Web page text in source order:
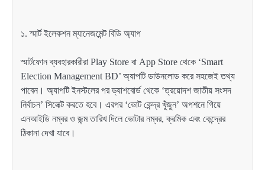
১. স্মার্ট ইলেকশন ম্যানেজমেন্ট বিডি অ্যাপ
স্মার্টফোন ব্যবহারকারীরা Play Store বা App Store থেকে ‘Smart
Election Management BD’ অ্যাপটি ডাউনলোড করে সহজেই তথ্য
পাবেন। অ্যাপটি ইনস্টলের পর ড্যাশবোর্ড থেকে ‘ত্রয়োদশ জাতীয় সংসদ
নির্বাচন’ সিলেক্ট করতে হবে। এরপর ‘ভোট কেন্দ্র খুঁজুন’ অপশনে গিয়ে
এনআইডি নম্বর ও জন্ম তারিখ দিলে ভোটার নম্বর, ক্রমিক এবং কেন্দ্রের
ঠিকানা দেখা যাবে।